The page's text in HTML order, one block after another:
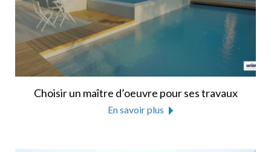
Choisir un maître d’oeuvre pour ses travaux
En savoir plus